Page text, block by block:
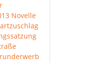
Novelle